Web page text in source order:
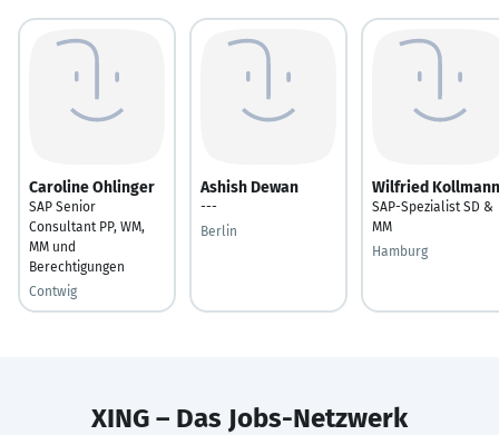
Caroline Ohlinger
SAP Senior
Consultant PP, WM,
MM und
Berechtigungen
Contwig
Ashish Dewan
---
Berlin
Wilfried Kollmann
SAP-Spezialist SD &
MM
Hamburg
XING – Das Jobs-Netzwerk